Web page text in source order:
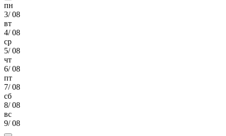
пн
3/08
вт
4/08
ср
5/08
чт
6/08
пт
7/08
сб
8/08
вс
9/08